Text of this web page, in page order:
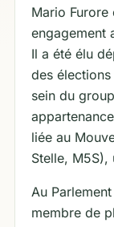
Mario
engagement
Il a été élu
des
sein du
liée au
Stelle,
Au
membre de